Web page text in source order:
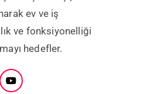
ev ve iş
ve fonksiyonelliği
hedefler.